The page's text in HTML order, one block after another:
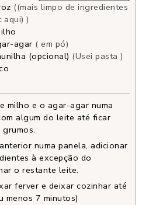
((mais limpo de ingredientes
aqui) )
agar ( em pó)
(opcional) (Usei pasta )
milho e o agar-agar numa
algum do leite até ficar
numa panela, adicionar
à excepção do
o restante leite.
ferver e deixar cozinhar até
menos 7 minutos)